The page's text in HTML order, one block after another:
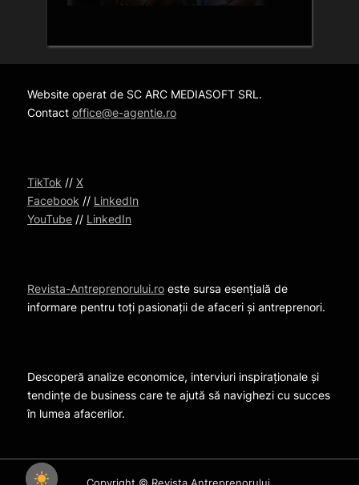
Website operat de SC ARC MEDIASOFT SRL.
Contact office@e-agentie.ro
TikTok // X
Facebook // LinkedIn
YouTube // LinkedIn
Revista-Antreprenorului.ro este sursa esențială de
informare pentru toți pasionații de afaceri și antreprenori.
Descoperă analize economice, interviuri inspiraționale și
tendințe de business care te ajută să navighezi cu succes
în lumea afacerilor.